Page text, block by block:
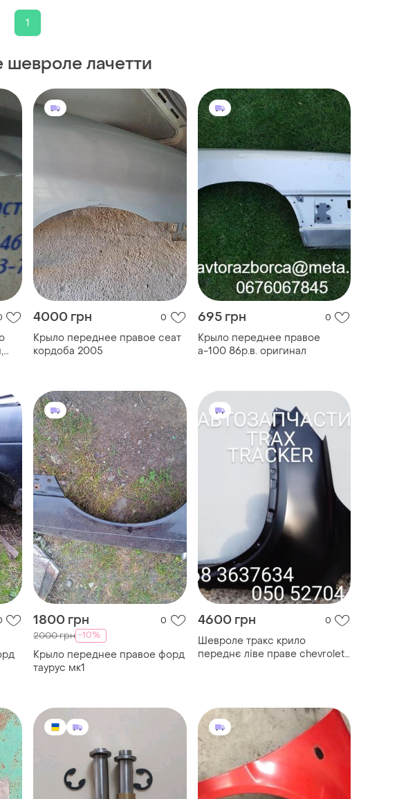
1
лачетти
4000 грн 0
Крыло переднее правое сеат
кордоба 2005
695 грн 0
Крыло переднее правое
а-100 86р.в. оригинал
1800 грн 0
2000 грн -10%
Крыло переднее правое форд
таурус мк1
4600 грн 0
Шевроле тракс крило
переднє ліве праве chevrolet